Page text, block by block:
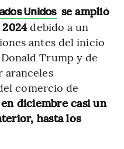
Unidos se amplió
debido a un
antes del inicio
Trump y de
aranceles
comercio de
diciembre casi un
hasta los